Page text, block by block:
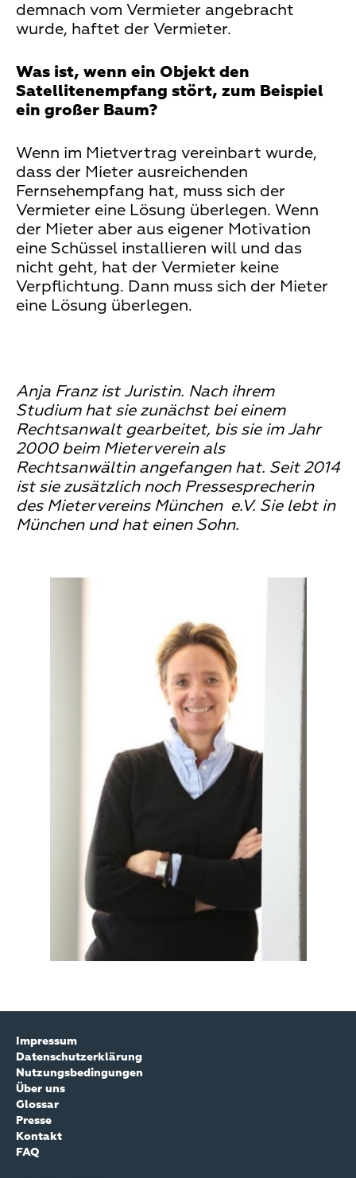
demnach vom Vermieter angebracht
wurde, haftet der Vermieter.
Was ist, wenn ein Objekt den
Satellitenempfang stört, zum Beispiel
ein großer Baum?
Wenn im Mietvertrag vereinbart wurde,
dass der Mieter ausreichenden
Fernsehempfang hat, muss sich der
Vermieter eine Lösung überlegen. Wenn
der Mieter aber aus eigener Motivation
eine Schüssel installieren will und das
nicht geht, hat der Vermieter keine
Verpflichtung. Dann muss sich der Mieter
eine Lösung überlegen.
Anja Franz ist Juristin. Nach ihrem
Studium hat sie zunächst bei einem
Rechtsanwalt gearbeitet, bis sie im Jahr
2000 beim Mieterverein als
Rechtsanwältin angefangen hat. Seit 2014
ist sie zusätzlich noch Pressesprecherin
des Mietervereins München e.V. Sie lebt in
München und hat einen Sohn.
Impressum
Datenschutzerklärung
Nutzungsbedingungen
Über uns
Glossar
Presse
Kontakt
FAQ